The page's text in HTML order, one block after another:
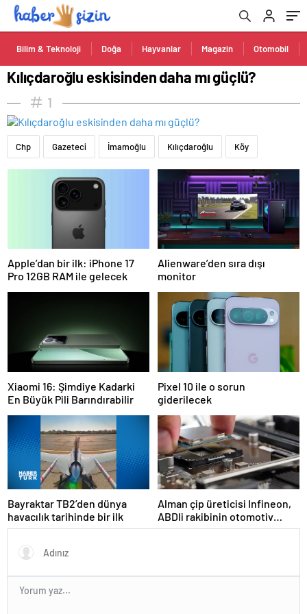
Bilim & Teknoloji Doğa Hayvanlar Magazin Otomobil
Kılıçdaroğlu eskisinden daha mı güçlü?
1
Chp Gazeteci İmamoğlu Kılıçdaroğlu Köy
Apple’dan bir ilk: iPhone 17
Pro 12GB RAM ile gelecek
Alienware’den sıra dışı
monitor
Xiaomi 16: Şimdiye Kadarki
En Büyük Pili Barındırabilir
Pixel 10 ile o sorun
giderilecek
Bayraktar TB2’den dünya
havacılık tarihinde bir ilk
Alman çip üreticisi Infineon,
ABDli rakibinin otomotiv
birimini 2,5 milyar dolara